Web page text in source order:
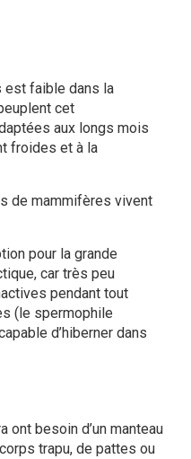
est faible dans la
cet
aux longs mois
froides et à la
de mammifères vivent
pour la grande
car très peu
pendant tout
(le spermophile
d’hiberner dans
ont besoin d’un manteau
trapu, de pattes ou